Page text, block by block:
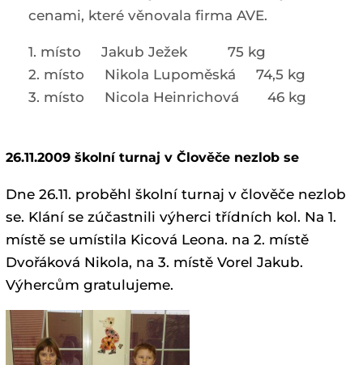
cenami, které věnovala firma AVE.
1. místo Jakub Ježek 75 kg
2. místo Nikola Lupoměská 74,5 kg
3. místo Nicola Heinrichová 46 kg
26.11.2009 školní turnaj v Člověče nezlob se
Dne 26.11. proběhl školní turnaj v člověče nezlob
se. Klání se zúčastnili výherci třídních kol. Na 1.
místě se umístila Kicová Leona. na 2. místě
Dvořáková Nikola, na 3. místě Vorel Jakub.
Výhercům gratulujeme.